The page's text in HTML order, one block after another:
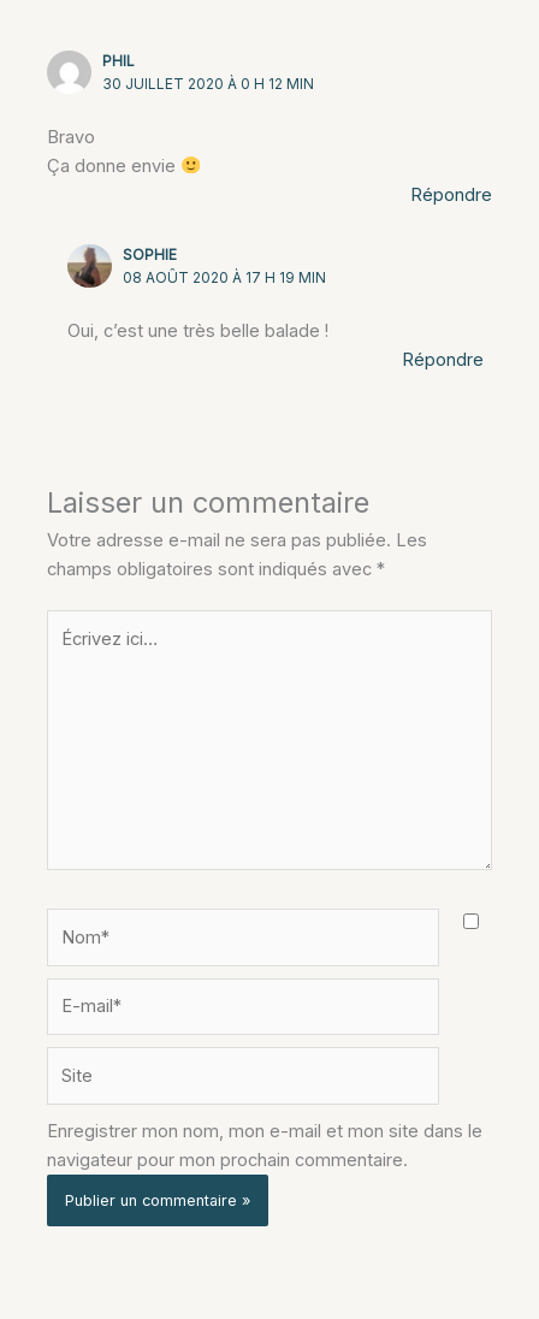
PHIL
30 JUILLET 2020 À 0 H 12 MIN
Bravo
Ça donne envie
Répondre
SOPHIE
08 AOÛT 2020 À 17 H 19 MIN
Oui, c’est une très belle balade !
Répondre
Laisser un commentaire
Votre adresse e-mail ne sera pas publiée. Les
champs obligatoires sont indiqués avec*
Écrivez
ici…
Enregistrer mon nom, mon e-mail et mon site dans le
navigateur pour mon prochain commentaire.